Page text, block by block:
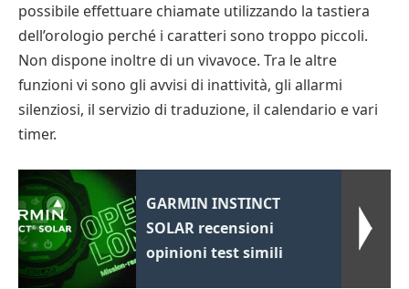
possibile effettuare chiamate utilizzando la tastiera
dell’orologio perché i caratteri sono troppo piccoli.
Non dispone inoltre di un vivavoce. Tra le altre
funzioni vi sono gli avvisi di inattività, gli allarmi
silenziosi, il servizio di traduzione, il calendario e vari
timer.
GARMIN INSTINCT
SOLAR recensioni
opinioni test simili